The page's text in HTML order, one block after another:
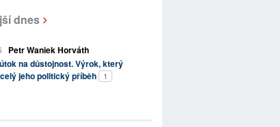
dnes
Petr Waniek Horváth
na důstojnost. Výrok, který
jeho politický příběh
1